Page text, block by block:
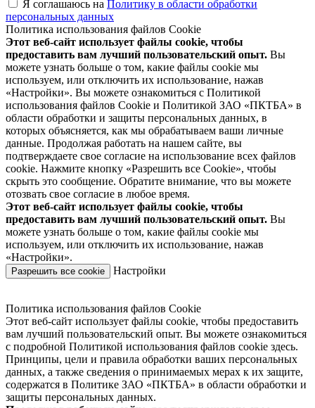
Я соглашаюсь на Политику в области обработки
персональных данных
Политика использования файлов Cookie
Этот веб-сайт использует файлы cookie, чтобы
предоставить вам лучший пользовательский опыт. Вы
можете узнать больше о том, какие файлы cookie мы
используем, или отключить их использование, нажав
«Настройки». Вы можете ознакомиться с Политикой
использования файлов Cookie и Политикой ЗАО «ПКТБА» в
области обработки и защиты персональных данных, в
которых объясняется, как мы обрабатываем ваши личные
данные. Продолжая работать на нашем сайте, вы
подтверждаете свое согласие на использование всех файлов
cookie. Нажмите кнопку «Разрешить все Cookie», чтобы
скрыть это сообщение. Обратите внимание, что вы можете
отозвать свое согласие в любое время.
Этот веб-сайт использует файлы cookie, чтобы
предоставить вам лучший пользовательский опыт. Вы
можете узнать больше о том, какие файлы cookie мы
используем, или отключить их использование, нажав
«Настройки».
Разрешить все cookie Настройки
Политика использования файлов Cookie
Этот веб-сайт использует файлы cookie, чтобы предоставить
вам лучший пользовательский опыт. Вы можете ознакомиться
с подробной Политикой использования файлов cookie здесь.
Принципы, цели и правила обработки ваших персональных
данных, а также сведения о принимаемых мерах к их защите,
содержатся в Политике ЗАО «ПКТБА» в области обработки и
защиты персональных данных.